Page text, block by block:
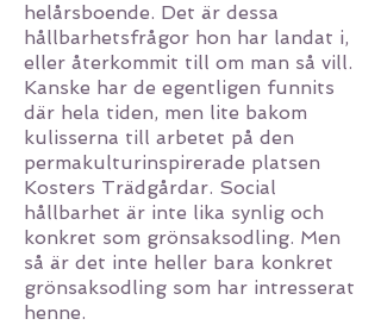
helårsboende. Det är dessa
hållbarhetsfrågor hon har landat i,
eller återkommit till om man så vill.
Kanske har de egentligen funnits
där hela tiden, men lite bakom
kulisserna till arbetet på den
permakulturinspirerade platsen
Kosters Trädgårdar. Social
hållbarhet är inte lika synlig och
konkret som grönsaksodling. Men
så är det inte heller bara konkret
grönsaksodling som har intresserat
henne.